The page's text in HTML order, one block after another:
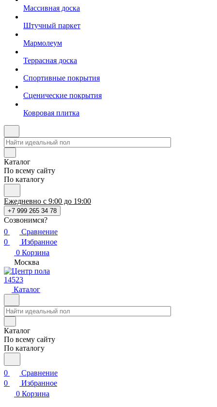
Массивная доска
Штучный паркет
Мармолеум
Террасная доска
Спортивные покрытия
Сценические покрытия
Ковровая плитка
Каталог
По всему сайту
По каталогу
Ежедневно с 9:00 до 19:00
+7 999 265 34 78
Созвонимся?
0
Сравнение
0
Избранное
0 Корзина
Москва
14523
Каталог
Каталог
По всему сайту
По каталогу
0
Сравнение
0
Избранное
0 Корзина